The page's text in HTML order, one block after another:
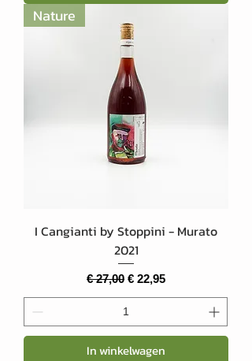
Nature
I Cangianti by Stoppini - Murato
2021
Normale prijs
€ 27,00 Verkoopprijs
€ 22,95
In winkelwagen